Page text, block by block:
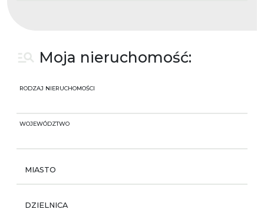
Moja nieruchomość:
RODZAJ NIERUCHOMOŚCI
WOJEWÓDZTWO
MIASTO
DZIELNICA